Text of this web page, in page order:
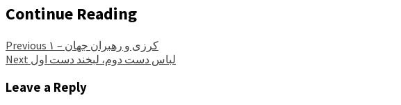
Continue Reading
Previous
کرزی و رهبران جهان – ۱
Next لباس دست دوم، لبخند دست اول
Leave a Reply